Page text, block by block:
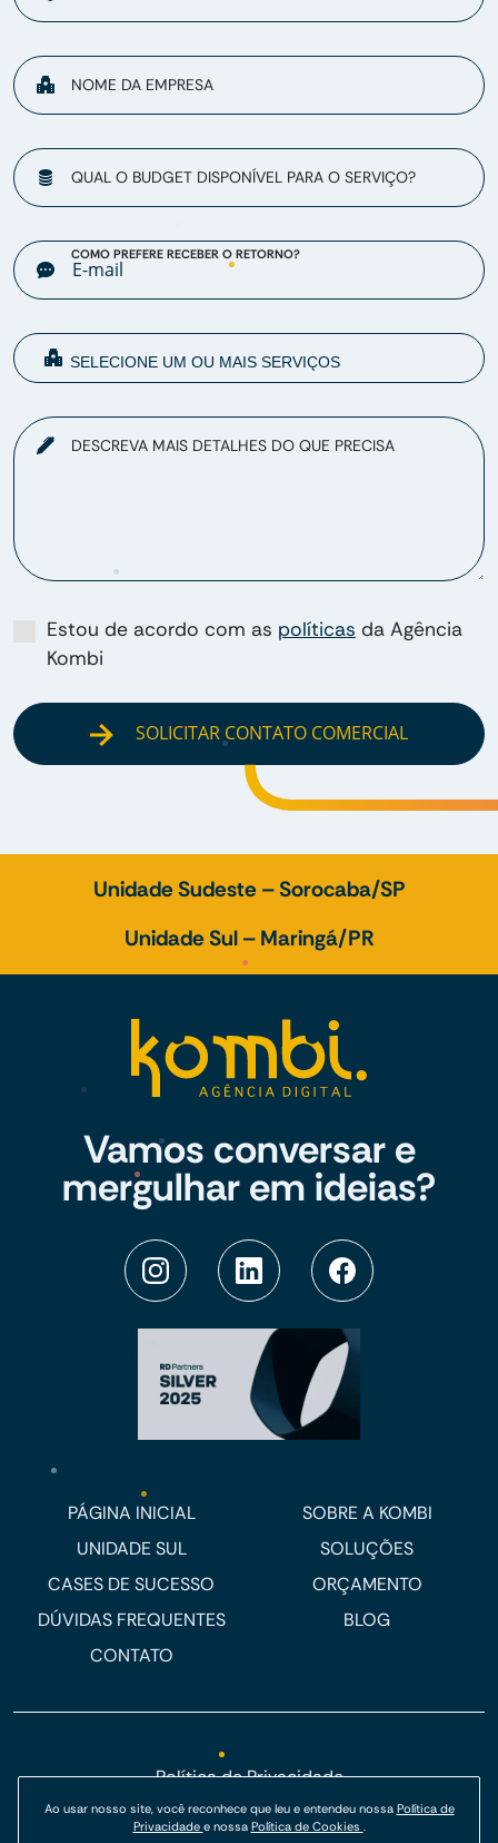
NOME DA EMPRESA
QUAL O BUDGET DISPONÍVEL PARA O SERVIÇO?
COMO PREFERE RECEBER O RETORNO?
DESCREVA MAIS DETALHES DO QUE PRECISA
Estou de acordo com as políticas da Agência
Kombi
SOLICITAR CONTATO COMERCIAL
Unidade Sudeste – Sorocaba/SP
Unidade Sul – Maringá/PR
Vamos conversar e
mergulhar em ideias?
PÁGINA INICIAL
SOBRE A KOMBI
UNIDADE SUL
SOLUÇÕES
CASES DE SUCESSO
ORÇAMENTO
DÚVIDAS FREQUENTES
BLOG
CONTATO
Política de Privacidade
Política de Cookies
Ao usar nosso site, você reconhece que leu e entendeu nossa Política de
Privacidade e nossa Política de Cookies .